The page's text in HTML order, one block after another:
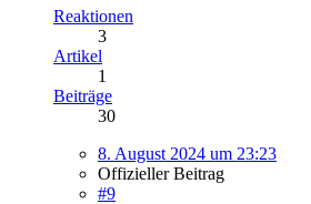
Reaktionen
3
Artikel
1
Beiträge
30
8. August 2024 um 23:23
Offizieller Beitrag
#9